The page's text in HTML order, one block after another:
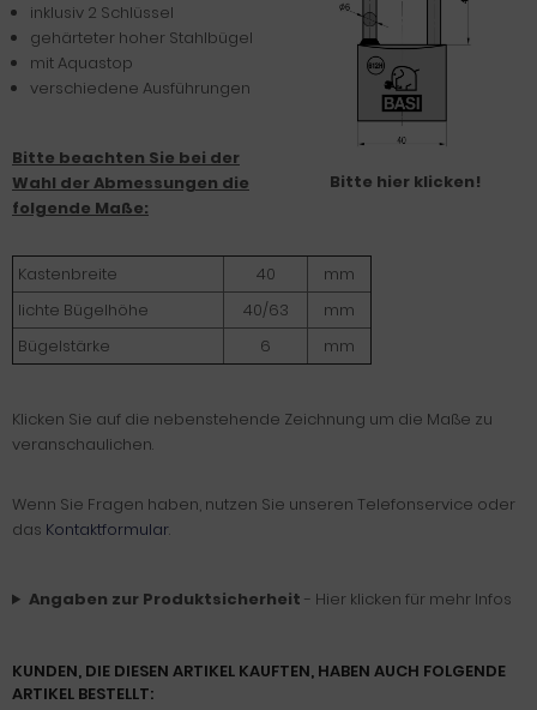
Bitte hier klicken!
inklusiv 2 Schlüssel
gehärteter hoher Stahlbügel
mit Aquastop
verschiedene Ausführungen
Bitte beachten Sie bei der
Wahl der Abmessungen die
folgende Maße:
Kastenbreite 40
mm
lichte Bügelhöhe
40/63
mm
Bügelstärke
6 mm
Klicken Sie auf die nebenstehende Zeichnung um die Maße zu
veranschaulichen.
Wenn Sie Fragen haben, nutzen Sie unseren Telefonservice oder
das Kontaktformular.
Angaben zur Produktsicherheit - Hier klicken für mehr Infos
KUNDEN, DIE DIESEN ARTIKEL KAUFTEN, HABEN AUCH FOLGENDE
ARTIKEL BESTELLT: